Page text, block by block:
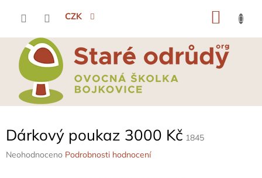
CZK
Dárkový poukaz 3000 Kč 1845
Průměrné
Neohodnoceno Podrobnosti hodnocení